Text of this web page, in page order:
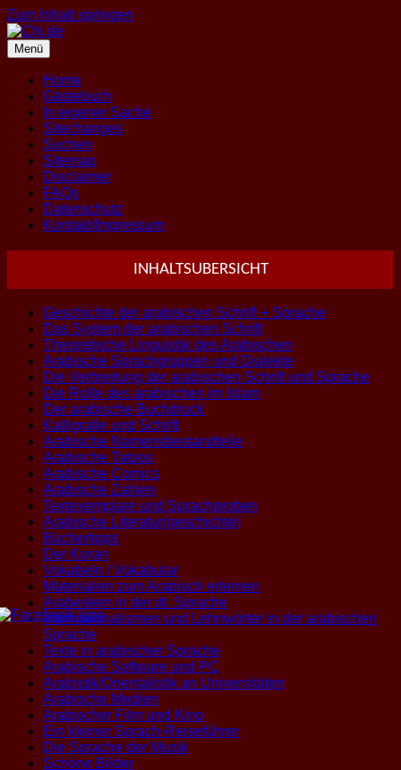
Zum Inhalt springen
Menü
Home
Gästebuch
In eigener Sache
Sitechanges
Suchen
Sitemap
Disclaimer
FAQs
Datenschutz
Kontakt/Impressum
INHALTSUBERSICHT
Geschichte der arabischen Schrift + Sprache
Das System der arabischen Schrift
Theoretische Linguistik des Arabischen
Arabische Sprachgruppen und Dialekte
Die Verbreitung der arabischen Schrift und Sprache
Die Rolle des arabischen im Islam
Der arabische Buchdruck
Kalligrafie und Schrift
Arabische Namensbestandteile
Arabische Tatoos
Arabische Comics
Arabische Zahlen
Textexemplare und Sprachproben
Arabische Literatur(geschichte)
Büchertipps
Der Koran
Vokabeln / Vokabular
Materialien zum Arabisch erlernen
Arabesken in der dt. Sprache
Internationalismen und Lehnwörter in der arabischen
Sprache
Texte in arabischer Sprache
Arabische Software und PC
Arabistik/Orientalistik an Universitäten
Arabische Medien
Arabischer Film und Kino
Ein kleiner Sprach-Reiseführer
Die Sprache der Musik
Schöne Bilder